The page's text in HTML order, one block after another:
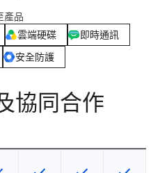
產品
雲端硬碟
即時通訊
安全防護
協同合作